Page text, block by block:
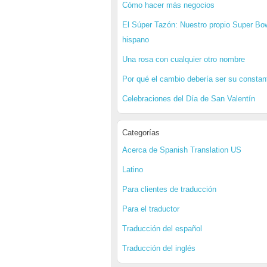
Cómo hacer más negocios
El Súper Tazón: Nuestro propio Super
hispano
Una rosa con cualquier otro nombre
Por qué el cambio debería ser su
Celebraciones del Día de San Valentín
Categorías
Acerca de Spanish Translation US
Latino
Para clientes de traducción
Para el traductor
Traducción del español
Traducción del inglés